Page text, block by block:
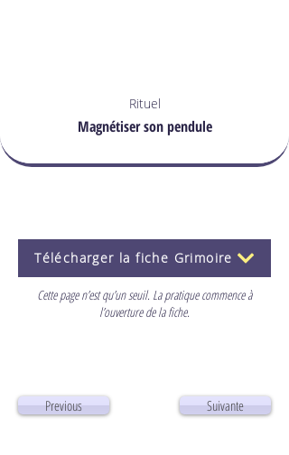
Rituel
Magnétiser son pendule
Télécharger la fiche Grimoire
Cette page n’est qu’un seuil. La pratique commence à
l’ouverture de la fiche.
Previous Suivante